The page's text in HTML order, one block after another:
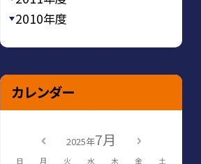
2010年度
カレンダー
2025年7月
日 月 火 水 木 金 土